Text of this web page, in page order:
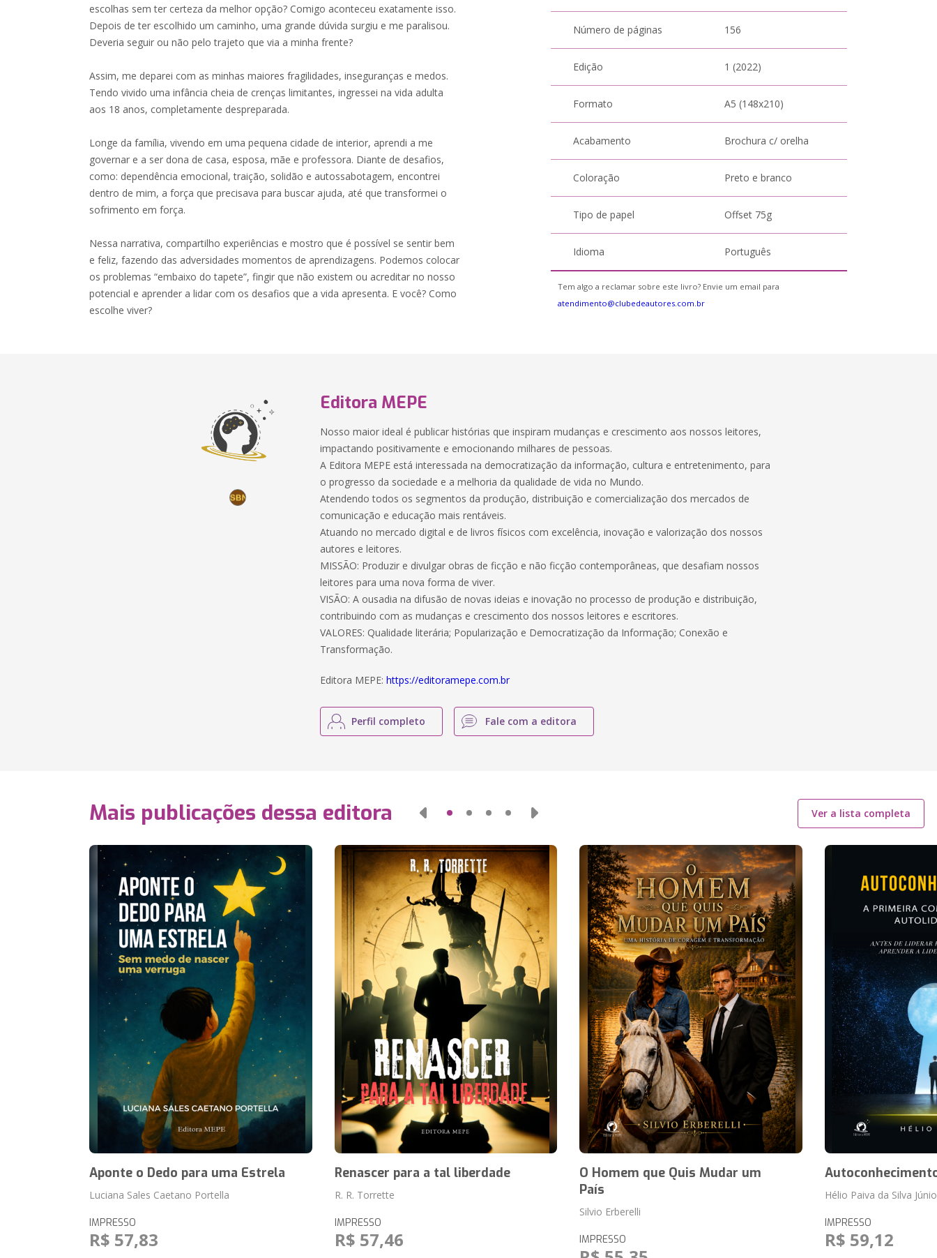
escolhas sem ter certeza da melhor opção? Comigo aconteceu exatamente isso.
Depois de ter escolhido um caminho, uma grande dúvida surgiu e me paralisou.
Deveria seguir ou não pelo trajeto que via a minha frente?
Assim, me deparei com as minhas maiores fragilidades, inseguranças e medos.
Tendo vivido uma infância cheia de crenças limitantes, ingressei na vida adulta
aos 18 anos, completamente despreparada.
Longe da família, vivendo em uma pequena cidade de interior, aprendi a me
governar e a ser dona de casa, esposa, mãe e professora. Diante de desafios,
como: dependência emocional, traição, solidão e autossabotagem, encontrei
dentro de mim, a força que precisava para buscar ajuda, até que transformei o
sofrimento em força.
Nessa narrativa, compartilho experiências e mostro que é possível se sentir bem
e feliz, fazendo das adversidades momentos de aprendizagens. Podemos colocar
os problemas “embaixo do tapete”, fingir que não existem ou acreditar no nosso
potencial e aprender a lidar com os desafios que a vida apresenta. E você? Como
escolhe viver?
Número de páginas 156
Edição 1 (2022)
Formato A5 (148x210)
Acabamento Brochura c/ orelha
Coloração Preto e branco
Tipo de papel Offset 75g
Idioma Português
Tem algo a reclamar sobre este livro? Envie um email para
atendimento@clubedeautores.com.br
Editora MEPE
Nosso maior ideal é publicar histórias que inspiram mudanças e crescimento aos nossos leitores,
impactando positivamente e emocionando milhares de pessoas.
A Editora MEPE está interessada na democratização da informação, cultura e entretenimento, para
o progresso da sociedade e a melhoria da qualidade de vida no Mundo.
Atendendo todos os segmentos da produção, distribuição e comercialização dos mercados de
comunicação e educação mais rentáveis.
Atuando no mercado digital e de livros físicos com excelência, inovação e valorização dos nossos
autores e leitores.
MISSÃO: Produzir e divulgar obras de ficção e não ficção contemporâneas, que desafiam nossos
leitores para uma nova forma de viver.
VISÃO: A ousadia na difusão de novas ideias e inovação no processo de produção e distribuição,
contribuindo com as mudanças e crescimento dos nossos leitores e escritores.
VALORES: Qualidade literária; Popularização e Democratização da Informação; Conexão e
Transformação.
Editora MEPE:https://editoramepe.com.br
Perfil completo Fale com a editora
Mais publicações dessa editora Ver a lista completa
Aponte o Dedo para uma Estrela
Luciana Sales Caetano Portella
IMPRESSO
R$ 57,83
Renascer para a tal liberdade
R. R. Torrette
IMPRESSO
R$ 57,46
O Homem que Quis Mudar um
País
Silvio Erberelli
IMPRESSO
Hélio Paiva da Silva
IMPRESSO
R$ 59,12